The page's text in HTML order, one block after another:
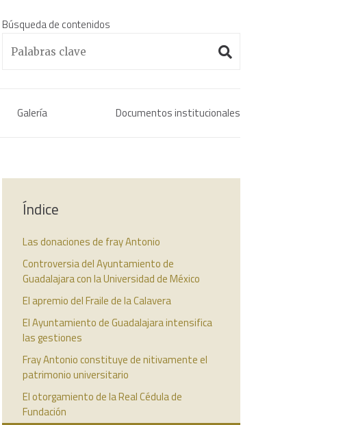
Búsqueda de contenidos
Galería Documentos institucionales
Índice
Las donaciones de fray Antonio
Controversia del Ayuntamiento de
Guadalajara con la Universidad de México
El apremio del Fraile de la Calavera
El Ayuntamiento de Guadalajara intensifica
las gestiones
Fray Antonio constituye de nitivamente el
patrimonio universitario
El otorgamiento de la Real Cédula de
Fundación